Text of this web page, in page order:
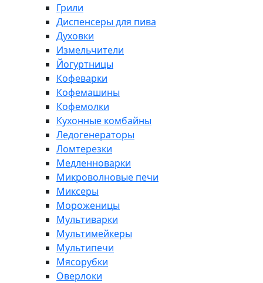
Грили
Диспенсеры для пива
Духовки
Измельчители
Йогуртницы
Кофеварки
Кофемашины
Кофемолки
Кухонные комбайны
Ледогенераторы
Ломтерезки
Медленноварки
Микроволновые печи
Миксеры
Мороженицы
Мультиварки
Мультимейкеры
Мультипечи
Мясорубки
Оверлоки